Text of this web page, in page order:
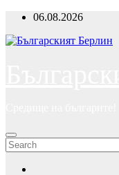
Skip
content
06.08.2026